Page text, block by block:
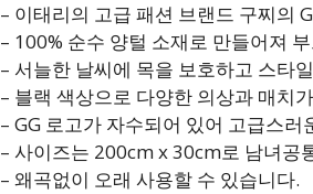
– 이태리의 고급 패션 브랜드 구찌의
– 100% 순수 양털 소재로 만들어져
– 서늘한 날씨에 목을 보호하고 스타
– 블랙 색상으로 다양한 의상과 매치
– GG 로고가 자수되어 있어 고급스러
– 사이즈는 200cm x 30cm로 남녀공
– 왜곡없이 오래 사용할 수 있습니다.